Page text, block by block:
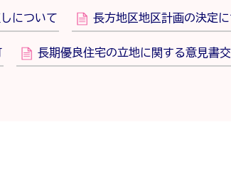
について 長方地区地区計画の決定
長期優良住宅の立地に関する意見書